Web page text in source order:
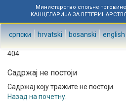
Министарство спољне
КАНЦЕЛАРИЈА ЗА
српски hrvatski bosanski english
404
Садржај не постоји
Садржај коју тражите не постоји.
Назад на почетну